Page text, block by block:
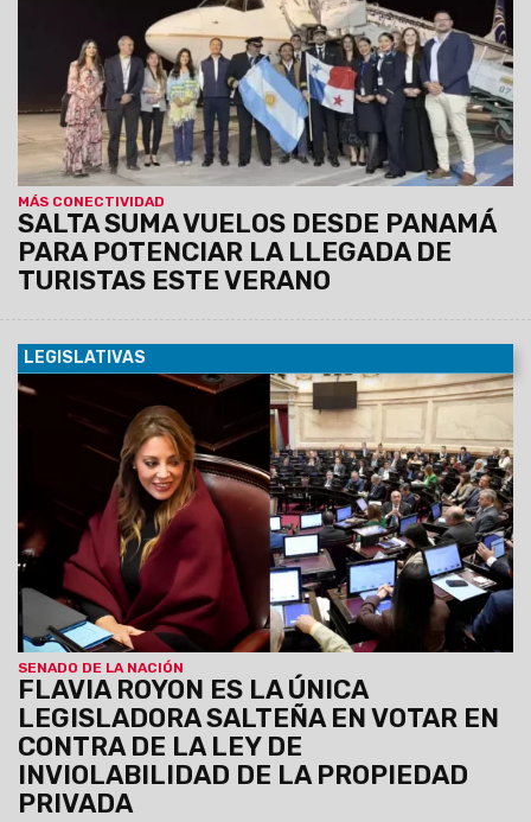
MÁS CONECTIVIDAD
SALTA SUMA VUELOS DESDE PANAMÁ
PARA POTENCIAR LA LLEGADA DE
TURISTAS ESTE VERANO
LEGISLATIVAS
SENADO DE LA NACIÓN
FLAVIA ROYON ES LA ÚNICA
LEGISLADORA SALTEÑA EN VOTAR EN
CONTRA DE LA LEY DE
INVIOLABILIDAD DE LA PROPIEDAD
PRIVADA
07/08/2026
La senadora nacional por Salta, Flavia Royon,
votó este jueves en contra del proyecto de Ley de
"Inviolabilidad de la Propiedad Privada" en la sesión del
Senado de la Nación,convirtiéndose en la única
representante de la provincia en rechazar la iniciativa
impulsada por el oficialismo.